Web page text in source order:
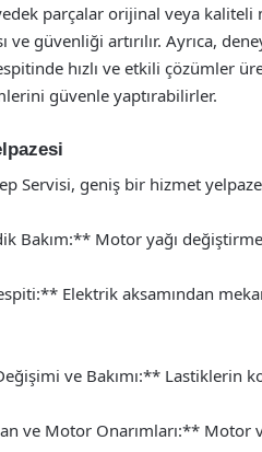
parçalar orijinal veya kaliteli
ve güvenliği artırılır. Ayrıca,
hızlı ve etkili çözümler
güvenle yaptırabilirler.
Servisi, geniş bir hizmet
Bakım:** Motor yağı
Elektrik aksamından
ve Bakımı:** Lastiklerin
ve Motor Onarımları:** Motor